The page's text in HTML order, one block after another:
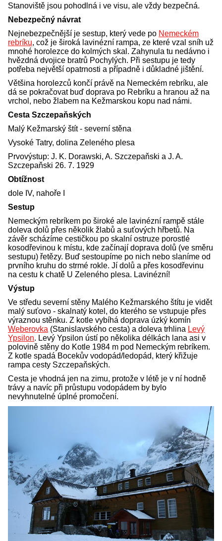
Stanoviště jsou pohodlná i ve visu, ale vždy bezpečná.
Nebezpečný návrat
Nejnebezpečnější je sestup, který vede po Nemeckém
rebríku, což je široká lavinézní rampa, ze které vzal sníh už
mnohé horolezce do kolmých skal. Zahynula tu nedávno i
hvězdná dvojice bratrů Pochylých. Při sestupu je tedy
potřeba největší opatrnosti a případně i důkladné jištění.
Většina horolezců končí právě na Nemeckém rebríku, ale
dá se pokračovat buď doprava po Rebríku a hranou až na
vrchol, nebo žlabem na Kežmarskou kopu nad námi.
Cesta Szczepaňských
Malý Kežmarský štít - severní stěna
Vysoké Tatry, dolina Zeleného plesa
Prvovýstup: J. K. Dorawski, A. Szczepaňski a J. A.
Szczepaňski 26. 7. 1929
Obtížnost
dole IV, nahoře I
Sestup
Nemeckým rebríkem po široké ale lavinézní rampě stále
doleva dolů přes několik žlabů a suťových hřbetů. Na
závěr scházíme cestičkou po skalní ostruze porostlé
kosodřevinou k místu, kde začínají doprava dolů (ve směru
sestupu) řetězy. Buď sestoupíme po nich nebo slaníme od
prvního kruhu do strmé rokle. Jí dolů a přes kosodřevinu
na cestu k chatě U Zeleného plesa. Lavinézní!
Výstup
Ve středu severní stěny Malého Kežmarského štítu je vidět
malý suťovo - skalnatý kotel, do kterého se vstupuje přes
výraznou stěnku. Z kotle vybíhá doprava úzký komín
Weberovka (Stanislavského cesta) a doleva trhlina Levý
Ypsilon. Levý Ypsilon ústí po několika délkách lana asi v
polovině stěny do Kotle 1984 m pod Nemeckým rebríkem.
Z kotle spadá Bocekův vodopád/ledopád, který křižuje
rampa cesty Szczepaňských.
Cesta je vhodná jen na zimu, protože v létě je v ní hodně
trávy a navíc při průstupu vodopádem by bylo
nevyhnutelné úplné promočení.